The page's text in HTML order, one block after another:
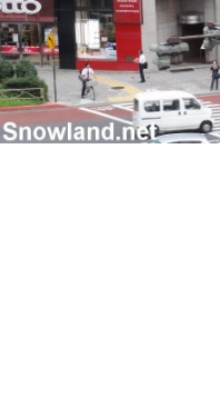
メ
イ
ン
コ
ン
テ
サ
ブ
コ
ン
テ
ン
Nacky –
Nacky(Issei Ishii)がDJ/